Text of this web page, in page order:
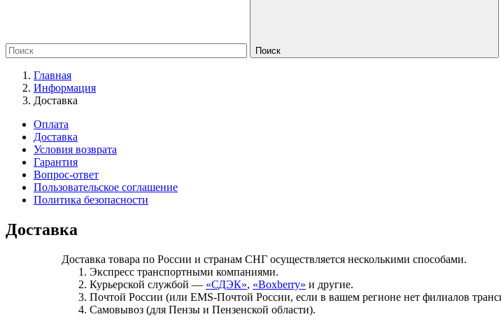
Поиск
Главная
Информация
Доставка
Оплата
Доставка
Условия возврата
Гарантия
Вопрос-ответ
Пользовательское соглашение
Политика безопасности
Доставка
Доставка товара по России и странам СНГ осуществляется несколькими способами.
Экспресс транспортными компаниями.
Курьерской службой — «СДЭК», «Boxberry» и другие.
Почтой России (или EMS-Почтой России, если в вашем регионе нет филиалов
Самовывоз (для Пензы и Пензенской области).